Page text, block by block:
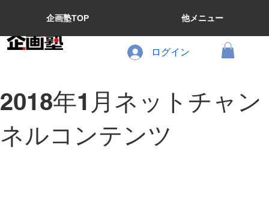
企画塾TOP 他メニュー
ログイン
2018年1月ネットチャン
ネルコンテンツ